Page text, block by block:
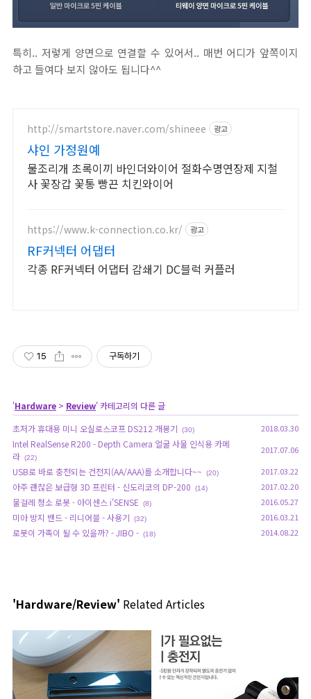
특히.. 저렇게 양면으로 연결할 수 있어서.. 매번 어디가 앞쪽이지
하고 들여다 보지 않아도 됩니다^^
http://smartstore.naver.com/shineee 광고
샤인 가정원예
물조리개 초록이끼 바인더와이어 절화수명연장제 지철
사 꽃장갑 꽃통 빵끈 치킨와이어
https://www.k-connection.co.kr/ 광고
RF커넥터 어댑터
각종 RF커넥터 어댑터 감쇄기 DC블럭 커플러
15 구독하기
'Hardware > Review' 카테고리의 다른 글
초저가 휴대용 미니 오실로스코프 DS212 개봉기
(30) 2018.03.30
Intel RealSense R200 - Depth Camera 얼굴 사물 인식용 카메
라 (22)
2017.07.06
USB로 바로 충전되는 건전지(AA/AAA)를 소개합니다~~ (20) 2017.03.22
아주 괜찮은 보급형 3D 프린터 - 신도리코의 DP-200 (14) 2017.02.20
물걸레 청소 로봇 - 아이센스 i'SENSE (8) 2016.05.27
미아 방지 밴드 - 리니어블 - 사용기 (32) 2016.03.21
로봇이 가족이 될 수 있을까? - JIBO - (18) 2014.08.22
'Hardware/Review' Related Articles